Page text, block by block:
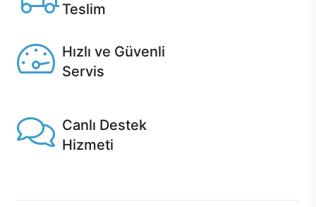
Teslim
Hızlı ve Güvenli
Servis
Canlı Destek
Hizmeti